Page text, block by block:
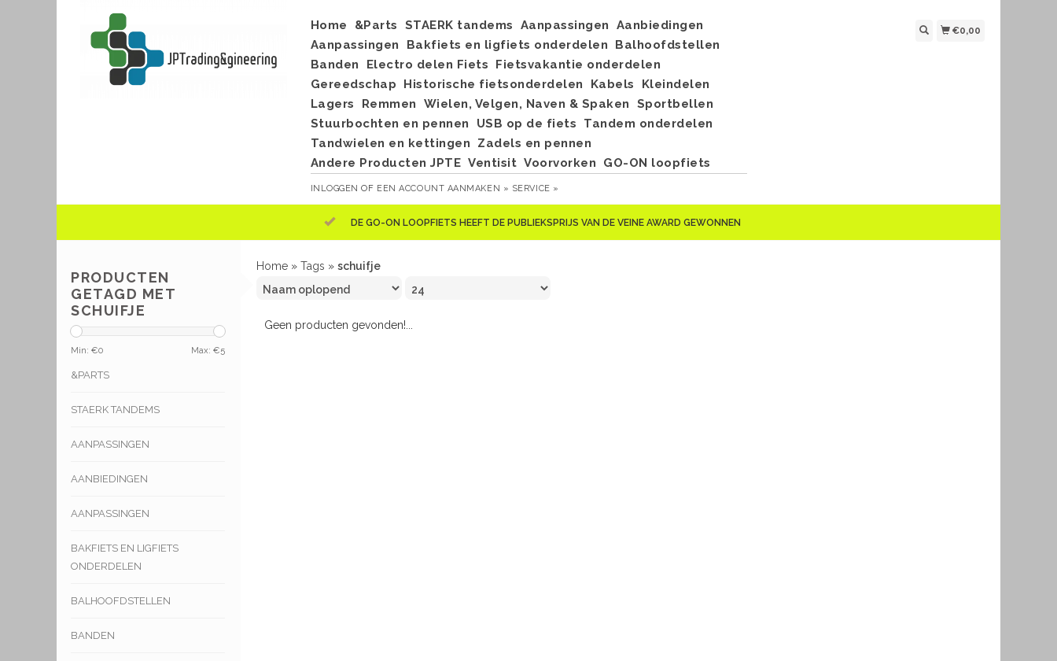
Home &Parts STAERK tandems Aanpassingen
Aanbiedingen
Aanpassingen
Bakfiets en ligfiets onderdelen
Balhoofdstellen
Banden
Electro delen Fiets
Fietsvakantie onderdelen
Gereedschap
Historische fietsonderdelen Kabels
Kleindelen
Lagers
Remmen Wielen, Velgen, Naven & Spaken
Sportbellen
Stuurbochten en pennen
USB op de fiets
Tandem onderdelen
Tandwielen en kettingen
Zadels en pennen
Andere Producten JPTE Ventisit Voorvorken GO-ON loopfiets
INLOGGEN OF EEN ACCOUNT AANMAKEN » SERVICE »
€0,00
DE GO-ON LOOPFIETS HEEFT DE PUBLIEKSPRIJS VAN DE VEINE AWARD GEWONNEN
PRODUCTEN
GETAGD MET
SCHUIFJE
Min: €0 Max: €5
&PARTS
STAERK TANDEMS
AANPASSINGEN
AANBIEDINGEN
AANPASSINGEN
BAKFIETS EN LIGFIETS
ONDERDELEN
BALHOOFDSTELLEN
BANDEN
Home » Tags » schuifje
Geen producten gevonden!...